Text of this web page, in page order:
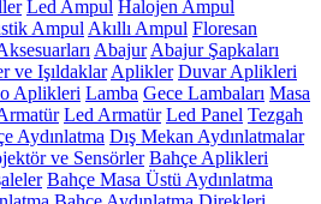
Led Ampul Halojen Ampul
Ampul Akıllı Ampul Floresan
Abajur Abajur Şapkaları
ve Işıldaklar Aplikler Duvar Aplikleri
Aplikleri Lamba Gece Lambaları Masa
Led Armatür Led Panel Tezgah
Aydınlatma Dış Mekan Aydınlatmalar
ve Sensörler Bahçe Aplikleri
Bahçe Masa Üstü Aydınlatma